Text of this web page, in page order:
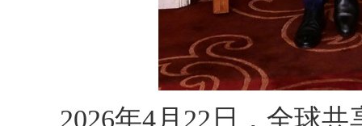
2026年4月22日，全球